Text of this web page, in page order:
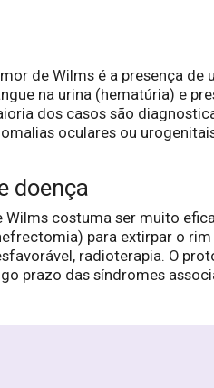
de Wilms é a presença
na urina (hematúria) e
dos casos são
oculares ou
doença
costuma ser muito
para extirpar o
radioterapia. O
prazo das síndromes